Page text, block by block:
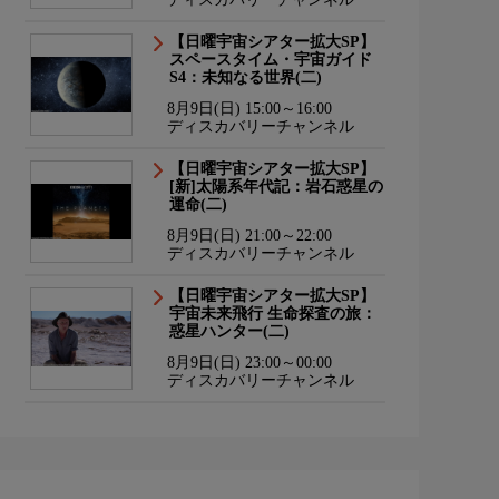
【日曜宇宙シアター拡大SP】
スペースタイム・宇宙ガイド
S4：未知なる世界(二)
8月9日(日) 15:00～16:00
ディスカバリーチャンネル
【日曜宇宙シアター拡大SP】
[新]太陽系年代記：岩石惑星の
運命(二)
8月9日(日) 21:00～22:00
ディスカバリーチャンネル
【日曜宇宙シアター拡大SP】
宇宙未来飛行 生命探査の旅：
惑星ハンター(二)
8月9日(日) 23:00～00:00
ディスカバリーチャンネル